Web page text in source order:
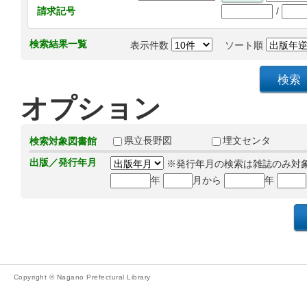
請求記号
/
検索結果一覧 表示件数 ソート順
オプション
検索対象図書館 県立長野図
埋文センタ
出版／発行年月
※発行年月の検索は雑誌のみ対
年
月から 年
Copyright © Nagano Prefectural Library